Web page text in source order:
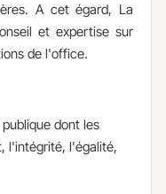
A cet égard, La
et expertise sur
de l'office.
dont les
l'intégrité, l'égalité,